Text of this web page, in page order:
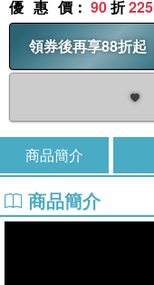
優惠價 ： 90折225
領券後再享88折起
商品簡介
商品簡介